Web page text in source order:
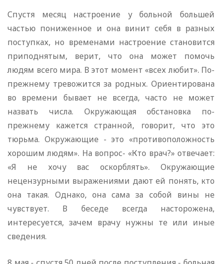
Спустя месяц настроение у больной большей
частью пониженное и она винит себя в разных
поступках, но временами настроение становится
приподнятым, верит, что она может помочь
людям всего мира. В этот момент «всех любит». По-
прежнему тревожится за родных. Ориентирована
во времени бывает не всегда, часто не может
назвать числа. Окружающая обстановка по-
прежнему кажется странной, говорит, что это
тюрьма. Окружающие - это «противоположность
хорошим людям». На вопрос- «Кто врач?» отвечает:
«Я не хочу вас оскорблять». Окружающие
нецензурными выражениями дают ей понять, кто
она такая. Однако, она сама за собой вины не
чувствует. В беседе всегда насторожена,
интересуется, зачем врачу нужны те или иные
сведения.